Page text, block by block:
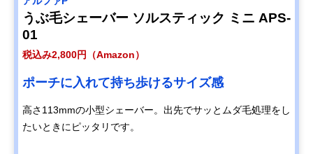
うぶ毛シェーバー ソルスティック ミニ APS-
01
税込み2,800円（Amazon）
ポーチに入れて持ち歩けるサイズ感
高さ113mmの小型シェーバー。出先でサッとムダ毛処理をし
たいときにピッタリです。